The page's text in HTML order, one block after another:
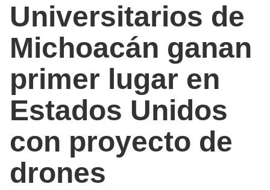
Universitarios de
Michoacán ganan
primer lugar en
Estados Unidos
con proyecto de
drones